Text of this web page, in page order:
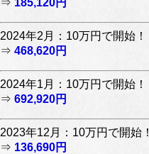
⇒ 185,120円
2024年2月：10万円で開始！
⇒ 468,620円
2024年1月：10万円で開始！
⇒ 692,920円
2023年12月：10万円で開始！
⇒ 136,690円